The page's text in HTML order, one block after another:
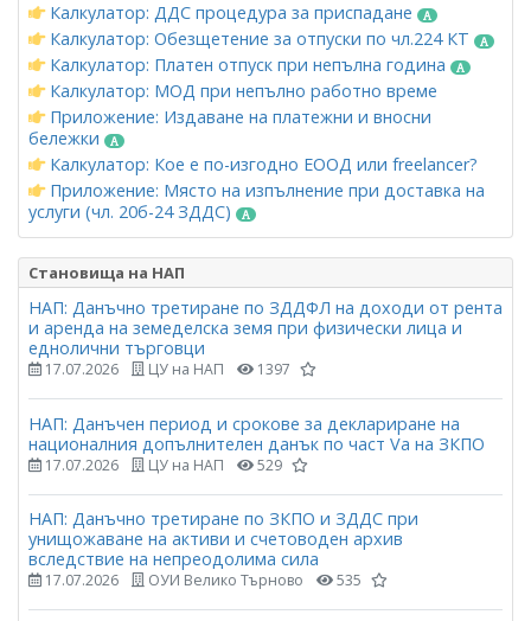
Калкулатор: ДДС процедура за приспадане
Калкулатор: Обезщетение за отпуски по чл.224 КТ
Калкулатор: Платен отпуск при непълна година
Калкулатор: МОД при непълно работно време
Приложение: Издаване на платежни и вносни
бележки
Калкулатор: Кое е по-изгодно ЕООД или freelancer?
Приложение: Място на изпълнение при доставка на
услуги (чл. 20б-24 ЗДДС)
Становища на НАП
НАП: Данъчно третиране по ЗДДФЛ на доходи от рента
и аренда на земеделска земя при физически лица и
еднолични търговци
17.07.2026 ЦУ на НАП 1397
НАП: Данъчен период и срокове за деклариране на
националния допълнителен данък по част Vа на ЗКПО
17.07.2026 ЦУ на НАП 529
НАП: Данъчно третиране по ЗКПО и ЗДДС при
унищожаване на активи и счетоводен архив
вследствие на непреодолима сила
17.07.2026 ОУИ Велико Търново 535